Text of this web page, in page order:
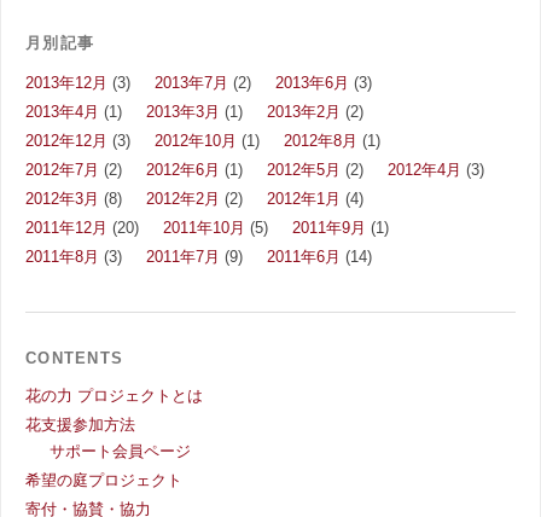
月別記事
2013年12月 (3) 2013年7月 (2) 2013年6月 (3)
2013年4月 (1) 2013年3月 (1) 2013年2月 (2)
2012年12月 (3) 2012年10月 (1) 2012年8月 (1)
2012年7月 (2) 2012年6月 (1) 2012年5月 (2) 2012年4月 (3)
2012年3月 (8) 2012年2月 (2) 2012年1月 (4)
2011年12月 (20) 2011年10月 (5) 2011年9月 (1)
2011年8月 (3) 2011年7月 (9) 2011年6月 (14)
CONTENTS
花の力 プロジェクトとは
花支援参加方法
サポート会員ページ
希望の庭プロジェクト
寄付・協賛・協力